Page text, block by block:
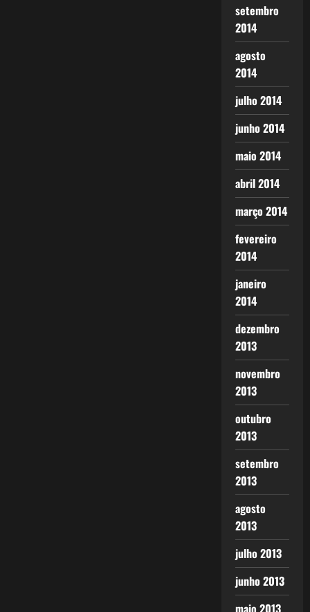
setembro
2014
agosto
2014
julho 2014
junho 2014
maio 2014
abril 2014
março 2014
fevereiro
2014
janeiro
2014
dezembro
2013
novembro
2013
outubro
2013
setembro
2013
agosto
2013
julho 2013
junho 2013
maio 2013